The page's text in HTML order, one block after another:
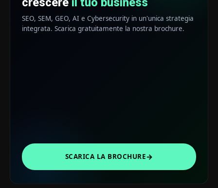
SEO, SEM, GEO, AI e Cybersecurity in un'unica strategia
integrata. Scarica gratuitamente la nostra brochure.
SCARICA LA BROCHURE→